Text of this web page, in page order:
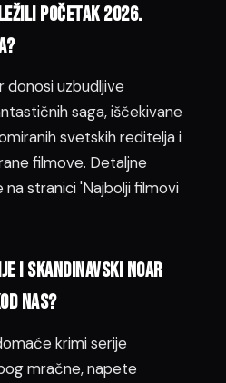
početak 2026.
donosi uzbudljive
saga, iščekivane
svetskih reditelja i
filmove. Detaljne
stranici 'Najbolji filmovi
i skandinavski noar
nas?
krimi serije
mračne, napete